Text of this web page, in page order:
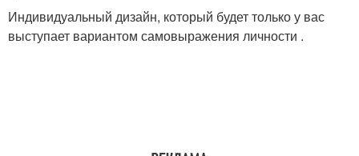
Индивидуальный дизайн, который будет только у вас
выступает вариантом самовыражения личности .